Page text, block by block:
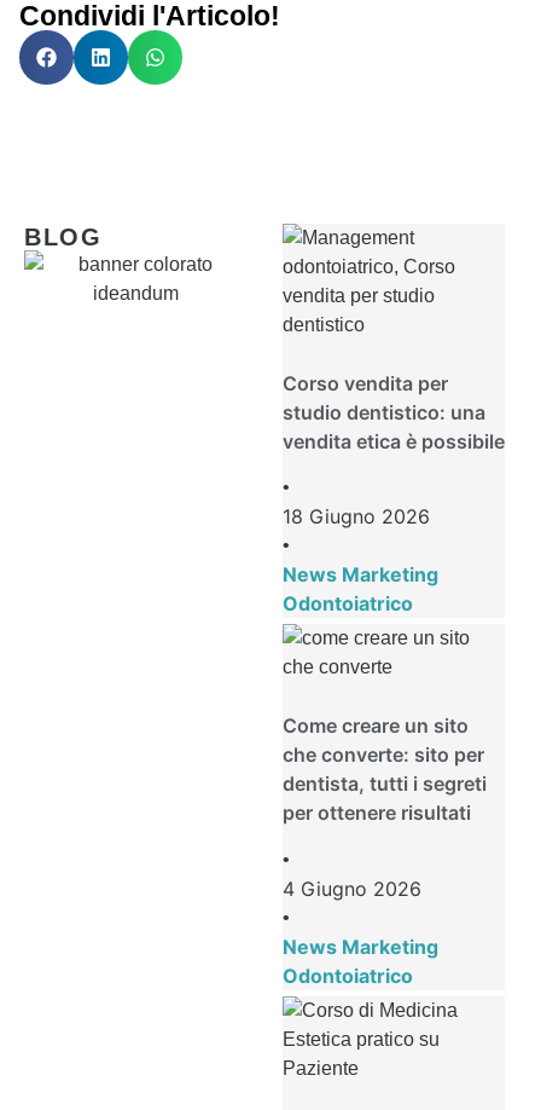
Condividi l'Articolo!
BLOG
Corso vendita per
studio dentistico: una
vendita etica è possibile
•
18 Giugno 2026
•
News Marketing
Odontoiatrico
Come creare un sito
che converte: sito per
dentista, tutti i segreti
per ottenere risultati
•
4 Giugno 2026
•
News Marketing
Odontoiatrico